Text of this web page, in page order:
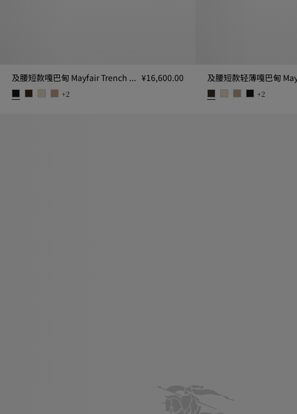
及腰短款嘎巴甸 Mayfair Trench 外套 ¥16,600.00
+2 +2